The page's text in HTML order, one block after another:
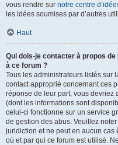
vous rendre sur notre centre
les idées soumises par d’autres
Haut
Qui dois-je contacter à propos de
à ce forum ?
Tous les administrateurs listés sur
contact approprié concernant ces
réponse de leur part, vous devriez
(dont les informations sont
celui-ci fonctionne sur un service
de gestion des abus. Veuillez
juridiction et ne peut en aucun cas
où et par qui ce forum est utilisé.